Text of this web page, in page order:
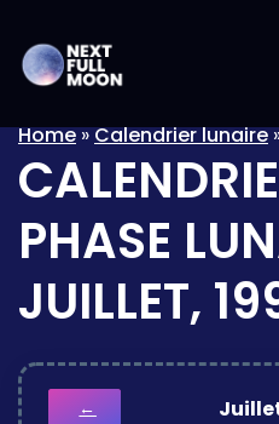
Home»Calendrier lunaire
PHASE
JUILLET,
←